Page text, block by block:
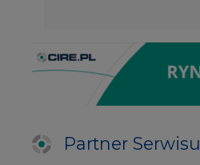
Partner Serwisu